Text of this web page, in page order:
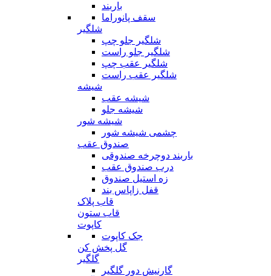
باربند
سقف پانوراما
شلگیر
شلگیر جلو چپ
شلگیر جلو راست
شلگیر عقب چپ
شلگیر عقب راست
شیشه
شیشه عقب
شیشه جلو
شیشه شور
چشمی شیشه شور
صندوق عقب
باربند دوچرخه صندوقی
درب صندوق عقب
زه استیل صندوق
قفل زاپاس بند
قاب پلاک
قاب ستون
کاپوت
جک کاپوت
گل پخش کن
گلگیر
گارنیش دور گلگیر